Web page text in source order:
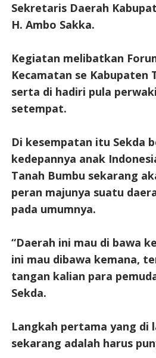
Sekretaris Daerah
H. Ambo Sakka.
Kegiatan melibatkan
Kecamatan se Kabupaten
serta di hadiri pula
setempat.
Di kesempatan itu Sekda
kedepannya anak
Tanah Bumbu sekarang
peran majunya suatu
pada umumnya.
“Daerah ini mau di bawa
ini mau dibawa kemana,
tangan kalian para
Sekda.
Langkah pertama yang di
sekarang adalah harus